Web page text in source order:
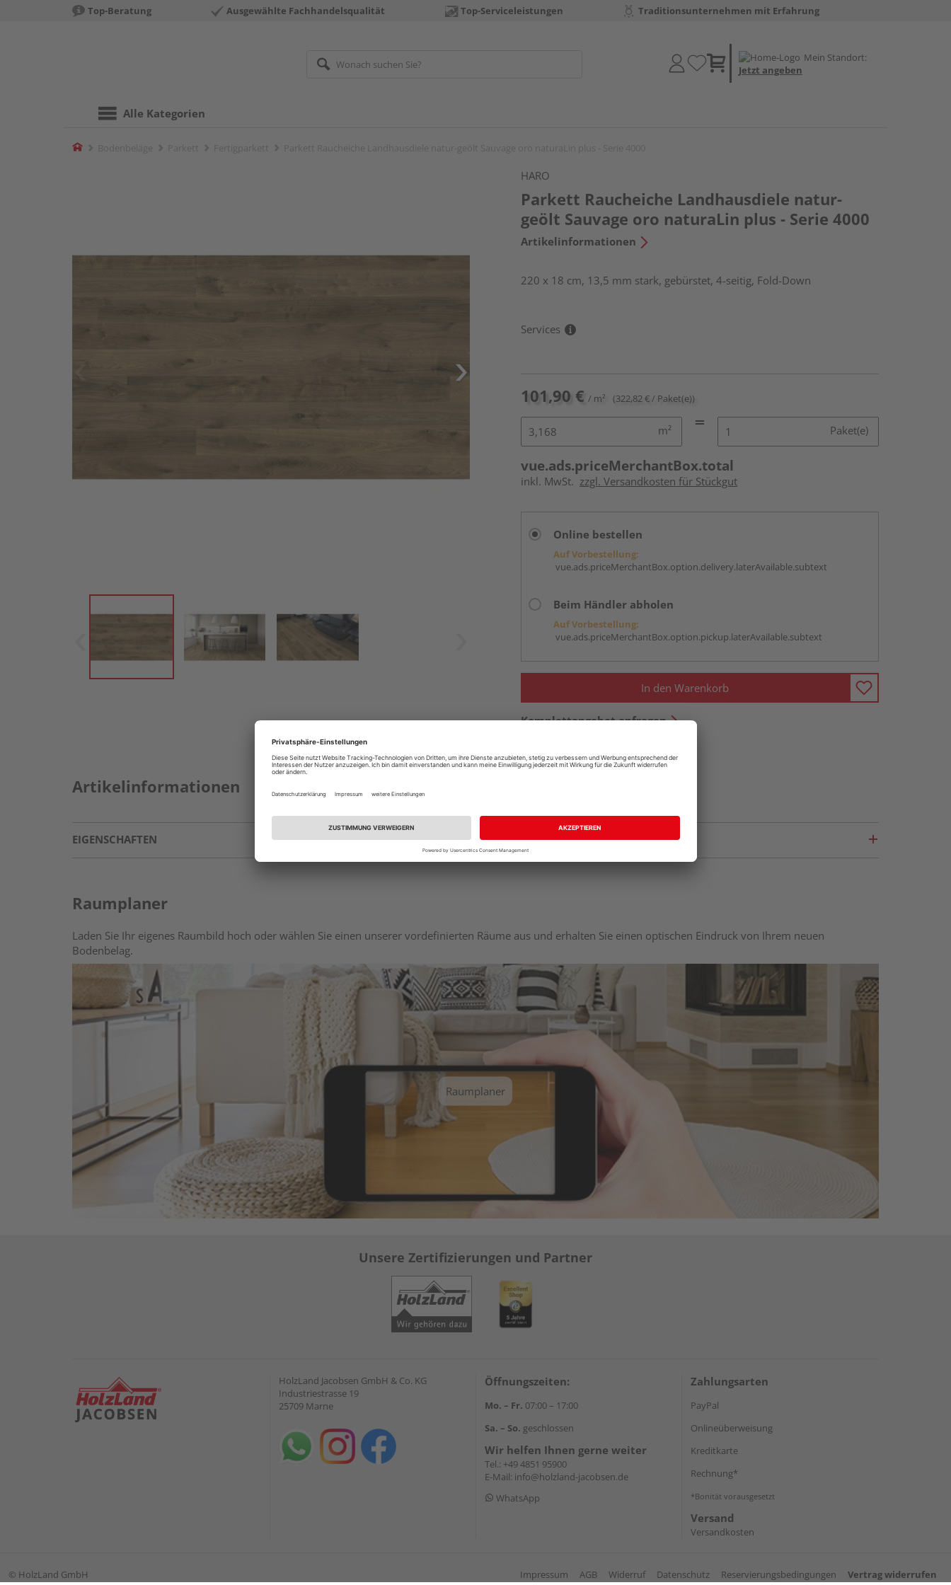
Top-Beratung Ausgewählte Fachhandelsqualität Top-Serviceleistungen Traditionsunternehmen mit Erfahrung
Mein Standort:
Jetzt angeben
Alle Kategorien
Home
HARO
Parkett Raucheiche Landhausdiele natur-
geölt Sauvage oro naturaLin plus - Serie 4000
Artikelinformationen
220 x 18 cm, 13,5 mm stark, gebürstet, 4-seitig, Fold-Down
Services
101,90 € / m² (322,82 € / Paket(e))
m² Paket(e)
vue.ads.priceMerchantBox.total
inkl. MwSt. zzgl. Versandkosten für Stückgut
Online bestellen
Auf Vorbestellung:
vue.ads.priceMerchantBox.option.delivery.laterAvailable.subtext
Beim Händler abholen
Auf Vorbestellung:
vue.ads.priceMerchantBox.option.pickup.laterAvailable.subtext
In den Warenkorb
Komplettangebot anfragen
Artikelinformationen
EIGENSCHAFTEN
Raumplaner
Laden Sie Ihr eigenes Raumbild hoch oder wählen Sie einen unserer vordefinierten Räume aus und erhalten Sie einen optischen Eindruck von Ihrem neuen
Bodenbelag.
Raumplaner
Unsere Zertifizierungen und Partner
HolzLand Jacobsen GmbH & Co. KG
Industriestrasse 19
25709 Marne
Öffnungszeiten:
Mo. – Fr. 07:00 – 17:00
Sa. – So. geschlossen
Wir helfen Ihnen gerne weiter
Tel.: +49 4851 95900
E-Mail: info@holzland-jacobsen.de
WhatsApp
Zahlungsarten
PayPal
Onlineüberweisung
Kreditkarte
Rechnung*
*Bonität vorausgesetzt
Versand
Versandkosten
© HolzLand GmbH Impressum AGB Widerruf Datenschutz Reservierungsbedingungen Vertrag widerrufen